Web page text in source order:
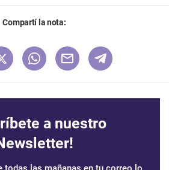
Compartí la nota:
a nuestro